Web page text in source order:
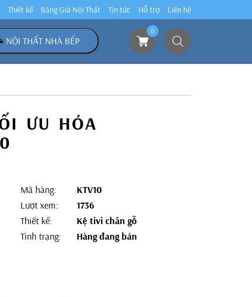
Thiết kế Bảng Giá Nội Thất Tin tức Hỗ trợ Liên hệ
NỘI THẤT NHÀ BẾP
0
ƯU HÓA
Mã hàng:
KTV10
Lượt xem:
1736
Thiết kế:
Kệ tivi chân gỗ
Tình trạng:
Hàng đang bán